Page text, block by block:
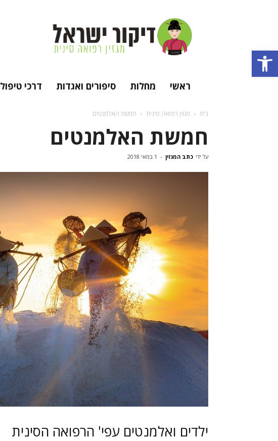
פתח סרגל נגישות
מגזין
רפואה
סינית
מסורתית
ראשי מחלות סיפורים ואגדות דרכי טיפול
בית מגזין רפואה סינית חמשת האלמנטים
חמשת האלמנטים
על ידי כתב המגזין - 1 במאי 2018
ילדים ואלמנטים עפי' הרפואה הסינית